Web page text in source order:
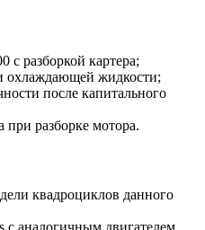
с разборкой картера;
охлаждающей жидкости;
после капитального
при разборке мотора.
квадроциклов данного